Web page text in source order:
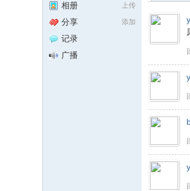
上传
相册
添加
分享
记录
广播